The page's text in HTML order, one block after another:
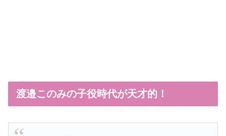
渡邉このみの子役時代が天才的！